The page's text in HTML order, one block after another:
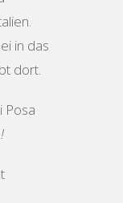
in das
dort.
Posa